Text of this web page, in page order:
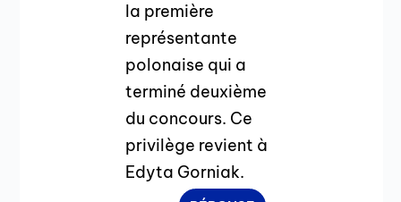
la première
représentante
polonaise qui a
terminé deuxième
du concours. Ce
privilège revient à
Edyta Gorniak.